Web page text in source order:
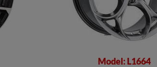
Model: L1664